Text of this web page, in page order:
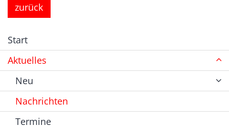
zurück
Start
Aktuelles
Neu
Nachrichten
Termine